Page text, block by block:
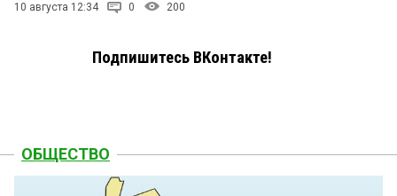
10 августа 12:34 0 200
Подпишитесь ВКонтакте!
ОБЩЕСТВО